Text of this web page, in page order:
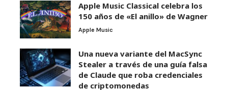
Apple Music Classical celebra los
150 años de «El anillo» de Wagner
Apple Music
Una nueva variante del MacSync
Stealer a través de una guía falsa
de Claude que roba credenciales
de criptomonedas